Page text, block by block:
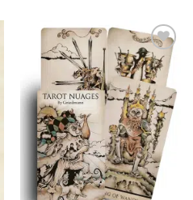
Adicionar
aos meus
desejos